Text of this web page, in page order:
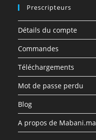
Prescripteurs
Détails du compte
Commandes
Téléchargements
Mot de passe perdu
Blog
A propos de Mabani.ma